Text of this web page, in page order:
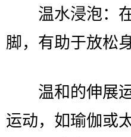
温水浸泡：在
脚，有助于放松
温和的伸展运
运动，如瑜伽或